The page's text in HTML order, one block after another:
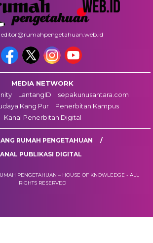
editor@rumahpengetahuan.web.id
MEDIA NETWORK
LantangID
sepakunusantara.com
Kang Pur
Penerbitan Kampus
Kanal Penerbitan Digital
RUMAH PENGETAHUAN
PUBLIKASI DIGITAL
PENGETAHUAN – HOUSE OF KNOWLEDGE - ALL
RIGHTS RESERVED